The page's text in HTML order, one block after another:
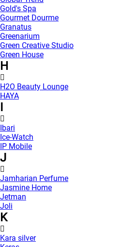
Gold's Spa
Gourmet Dourme
Granatus
Greenarium
Green Creative Studio
Green House
H
H2O Beauty Lounge
HAYA
Ibari
Ice-Watch
IP Mobile
J
Jamharian Perfume
Jasmine Home
Jetman
Joli
K
Kara silver